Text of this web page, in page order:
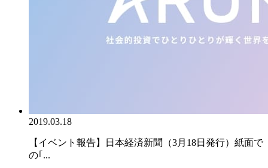
2019.03.18
【イベント報告】日本経済新聞（3月18日発行）紙面で
の｢...